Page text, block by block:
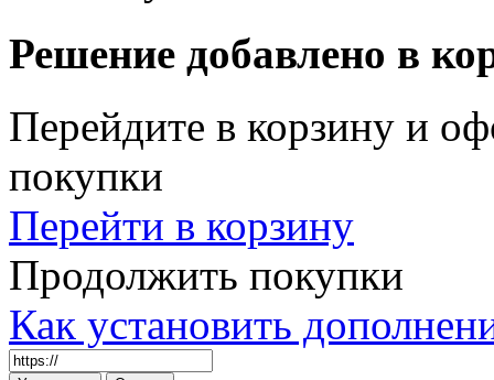
Решение добавлено в
Перейдите в корзину и
покупки
Перейти в корзину
Продолжить покупки
Как установить